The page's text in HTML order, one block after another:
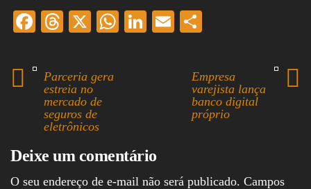
Fa
bo
ok
T
ea
ds
X
W
Li
E
ail
Parceria gera
estreia no
mercado de
seguros de
eletrônicos
Empresa
varejista lança
banco digital
próprio
Deixe um comentário
O seu endereço de e-mail não será publicado. Campos